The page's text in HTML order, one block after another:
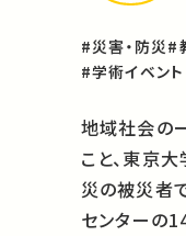
#災害・防災#
#学術イベント
地域社会の
こと、東京
災の被災者
センターの